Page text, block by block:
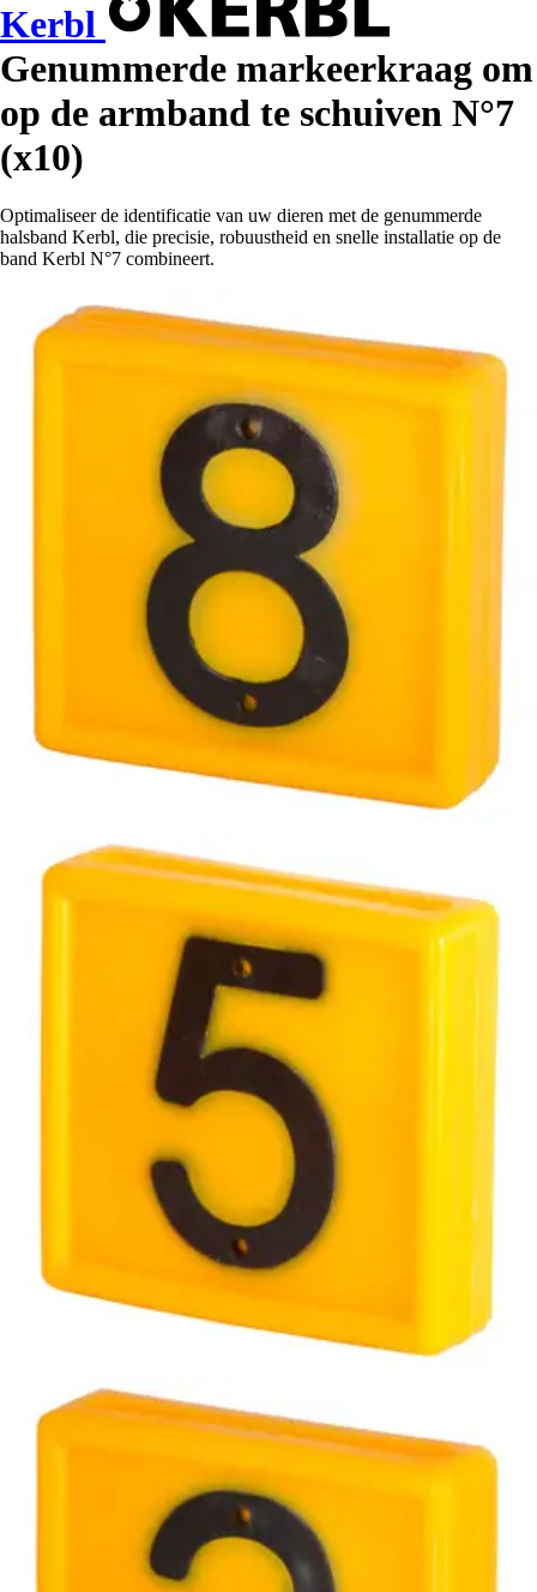
Kerbl
Genummerde markeerkraag om
op de armband te schuiven N°7
(x10)
Optimaliseer de identificatie van uw dieren met de genummerde
halsband Kerbl, die precisie, robuustheid en snelle installatie op de
band Kerbl N°7 combineert.